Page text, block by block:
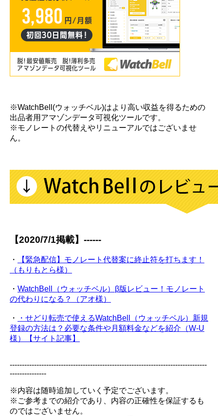
※WatchBell(ウォッチベル)はより高い収益を得るための
出品者用アマゾンデータ可視化ツールです。
※モノレートの代替えやリニューアルではございませ
ん。
【2020/7/1掲載】------
・
【緊急配信】モノレート代替案に終止符を打ちます！
（もりもとら様）
・ WatchBell（ウォッチベル）β版レビュー！モノレート
の代わりになる？（アオ様）
・
・せどり転売で使えるWatchBell（ウォッチベル）新規
登録の方法は？必要な条件や月額料金などを紹介（W-U
様）【サイト記事】
---------------------------------------------------------------------------------
---------------
※内容は随時追加していく予定でございます。
※ご参考までの紹介であり、内容の正確性を保証するも
のではございません。